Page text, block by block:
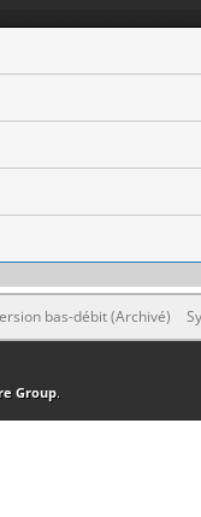
bas-débit (Archivé)
Group.